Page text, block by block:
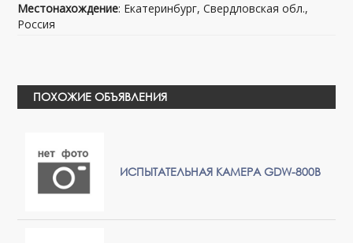
Местонахождение: Екатеринбург, Свердловская обл.,
Россия
ПОХОЖИЕ ОБЪЯВЛЕНИЯ
ИСПЫТАТЕЛЬНАЯ КАМЕРА GDW-800B